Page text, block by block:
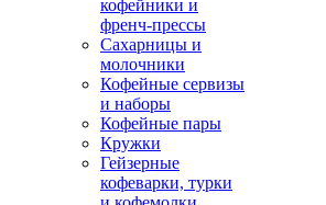
кофейники и
френч-прессы
Сахарницы и
молочники
Кофейные сервизы
и наборы
Кофейные пары
Кружки
Гейзерные
кофеварки, турки